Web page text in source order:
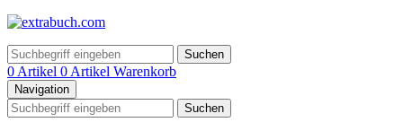
Suchen
0 Artikel 0 Artikel Warenkorb
Navigation
Suchen